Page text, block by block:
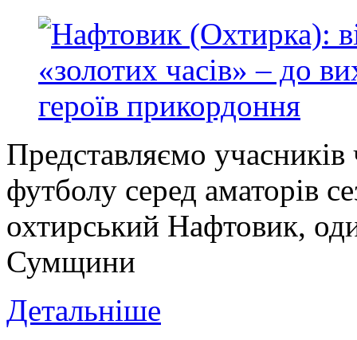
Представляємо
футболу серед аматорів
охтирський Нафтовик,
Сумщини
Детальніше